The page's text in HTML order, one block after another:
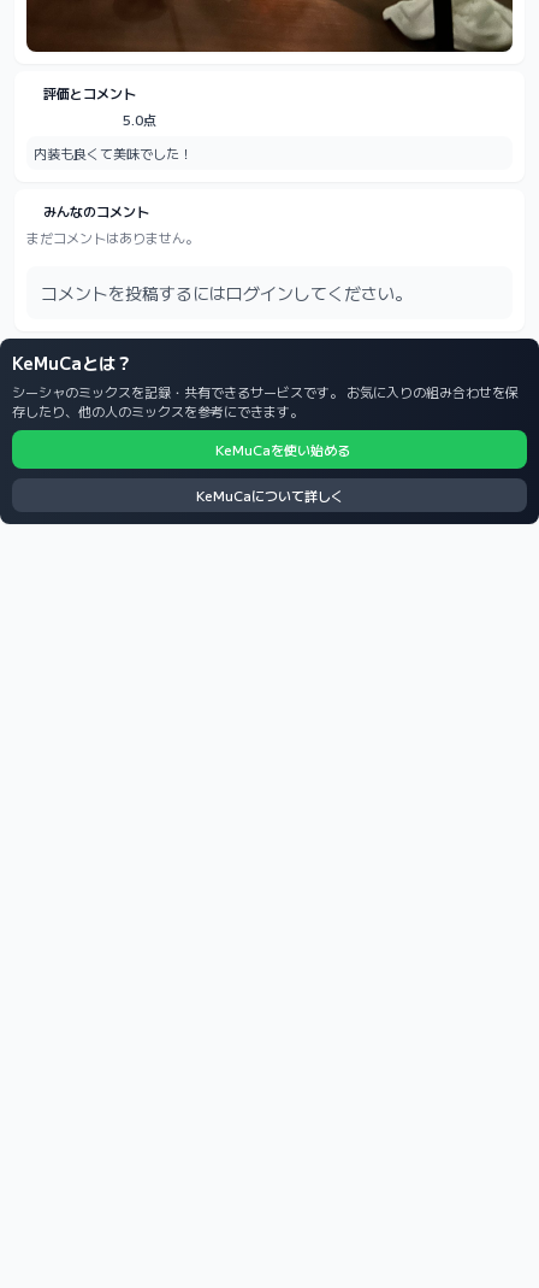
評価とコメント
5.0点
内装も良くて美味でした！
みんなのコメント
まだコメントはありません。
コメントを投稿するにはログインしてください。
KeMuCaとは？
シーシャのミックスを記録・共有できるサービスです。 お気に入りの組み合わせを保
存したり、他の人のミックスを参考にできます。
KeMuCaを使い始める
KeMuCaについて詳しく